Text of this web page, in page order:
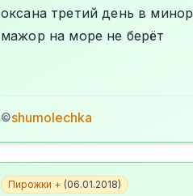
оксана третий день в
мажор на море не берёт
©shumolechka
Пирожки + (06.01.2018)